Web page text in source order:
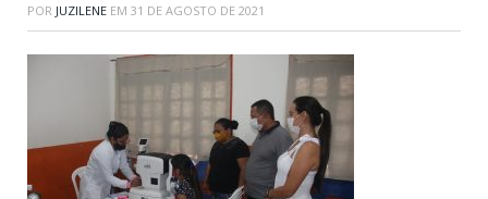
POR JUZILENE EM 31 DE AGOSTO DE 2021